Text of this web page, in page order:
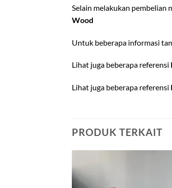
Selain melakukan pembelian
Wood
Untuk beberapa informasi
Lihat juga beberapa referensi
Lihat juga beberapa referensi
PRODUK TERKAIT